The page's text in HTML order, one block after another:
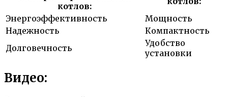
котлов:
Энергоэффективность
Мощность
Надежность
Компактность
Долговечность
Удобство
установки
Видео: